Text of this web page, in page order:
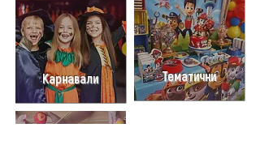
Карнавали Тематични